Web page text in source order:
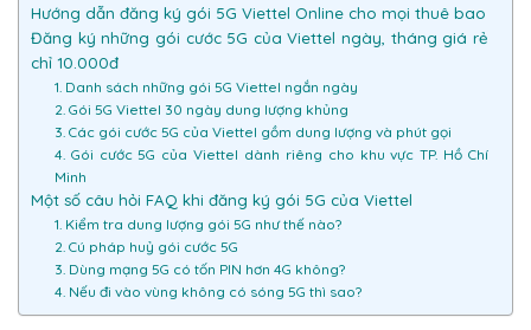
Hướng dẫn đăng ký gói 5G Viettel Online cho mọi thuê bao
Đăng ký những gói cước 5G của Viettel ngày, tháng giá rẻ
chỉ 10.000đ
1. Danh sách những gói 5G Viettel ngắn ngày
2. Gói 5G Viettel 30 ngày dung lượng khủng
3. Các gói cước 5G của Viettel gồm dung lượng và phút gọi
4. Gói cước 5G của Viettel dành riêng cho khu vực TP. Hồ Chí
Minh
Một số câu hỏi FAQ khi đăng ký gói 5G của Viettel
1. Kiểm tra dung lượng gói 5G như thế nào?
2. Cú pháp huỷ gói cước 5G
3. Dùng mạng 5G có tốn PIN hơn 4G không?
4. Nếu đi vào vùng không có sóng 5G thì sao?